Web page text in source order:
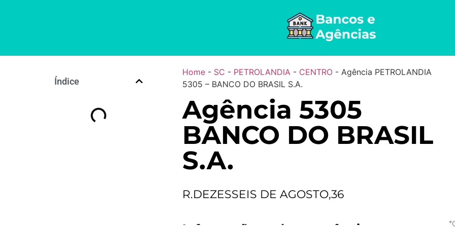
Índice
Home- SC - PETROLANDIA - CENTRO- Agência PETROLANDIA
5305 – BANCO DO BRASIL S.A.
Agência 5305
BANCO DO BRASIL
S.A.
R.DEZESSEIS DE AGOSTO,36